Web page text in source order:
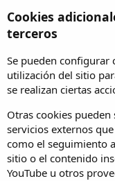
Cookies
terceros
Se pueden configurar
utilización del sitio
se realizan ciertas
Otras cookies
servicios externos
como el seguimiento
sitio o el contenido
YouTube u otros